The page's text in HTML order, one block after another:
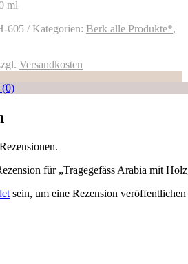
ml
605 Kategorien: Berk alle Produkte*,
Versandkosten
(0)
für „Tragegefäss Arabia mit
sein, um eine Rezension veröffentlichen